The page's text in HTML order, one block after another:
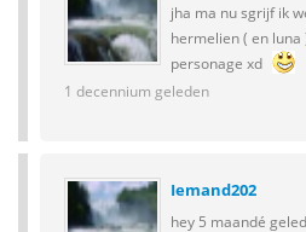
jha ma nu sgrijf ik
hermelien ( en
personage xd
1 decennium geleden
Iemand202
hey 5 maandé